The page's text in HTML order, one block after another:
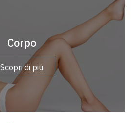
Corpo
Scopri di più